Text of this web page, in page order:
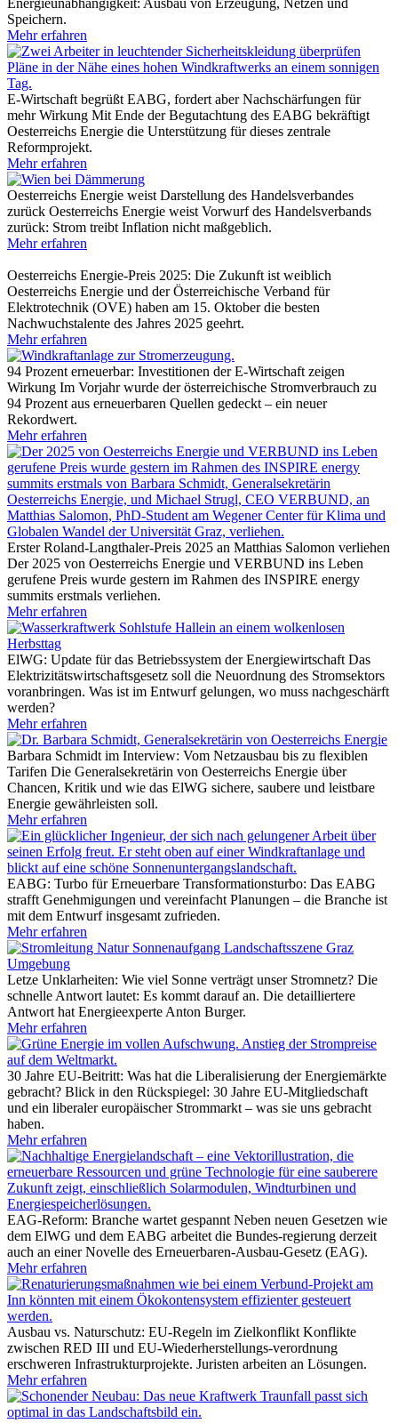
Speichern.
Mehr erfahren
E-Wirtschaft begrüßt EABG, fordert aber Nachschärfungen für
mehr Wirkung Mit Ende der Begutachtung des EABG bekräftigt
Oesterreichs Energie die Unterstützung für dieses zentrale
Reformprojekt.
Mehr erfahren
Oesterreichs Energie weist Darstellung des Handelsverbandes
zurück Oesterreichs Energie weist Vorwurf des Handelsverbands
zurück: Strom treibt Inflation nicht maßgeblich.
Mehr erfahren
Oesterreichs Energie-Preis 2025: Die Zukunft ist weiblich
Oesterreichs Energie und der Österreichische Verband für
Elektrotechnik (OVE) haben am 15. Oktober die besten
Nachwuchstalente des Jahres 2025 geehrt.
Mehr erfahren
94 Prozent erneuerbar: Investitionen der E-Wirtschaft zeigen
Wirkung Im Vorjahr wurde der österreichische Stromverbrauch zu
94 Prozent aus erneuerbaren Quellen gedeckt – ein neuer
Rekordwert.
Mehr erfahren
Erster Roland-Langthaler-Preis 2025 an Matthias Salomon verliehen
Der 2025 von Oesterreichs Energie und VERBUND ins Leben
gerufene Preis wurde gestern im Rahmen des INSPIRE energy
summits erstmals verliehen.
Mehr erfahren
ElWG: Update für das Betriebssystem der Energiewirtschaft Das
Elektrizitätswirtschaftsgesetz soll die Neuordnung des Stromsektors
voranbringen. Was ist im Entwurf gelungen, wo muss nachgeschärft
werden?
Mehr erfahren
Barbara Schmidt im Interview: Vom Netzausbau bis zu flexiblen
Tarifen Die Generalsekretärin von Oesterreichs Energie über
Chancen, Kritik und wie das ElWG sichere, saubere und leistbare
Energie gewährleisten soll.
Mehr erfahren
EABG: Turbo für Erneuerbare Transformationsturbo: Das EABG
strafft Genehmigungen und vereinfacht Planungen – die Branche ist
mit dem Entwurf insgesamt zufrieden.
Mehr erfahren
Letze Unklarheiten: Wie viel Sonne verträgt unser Stromnetz? Die
schnelle Antwort lautet: Es kommt darauf an. Die detailliertere
Antwort hat Energieexperte Anton Burger.
Mehr erfahren
30 Jahre EU-Beitritt: Was hat die Liberalisierung der Energiemärkte
gebracht? Blick in den Rückspiegel: 30 Jahre EU-Mitgliedschaft
und ein liberaler europäischer Strommarkt – was sie uns gebracht
haben.
Mehr erfahren
EAG-Reform: Branche wartet gespannt Neben neuen Gesetzen wie
dem ElWG und dem EABG arbeitet die Bundes-regierung derzeit
auch an einer Novelle des Erneuerbaren-Ausbau-Gesetz (EAG).
Mehr erfahren
Ausbau vs. Naturschutz: EU-Regeln im Zielkonflikt Konflikte
zwischen RED III und EU-Wiederherstellungs-verordnung
erschweren Infrastrukturprojekte. Juristen arbeiten an Lösungen.
Mehr erfahren